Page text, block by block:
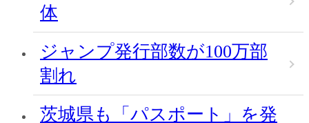
体
ジャンプ発行部数が100万部
割れ
茨城県も「パスポート」を発